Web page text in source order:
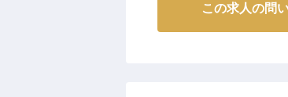
この求人の問